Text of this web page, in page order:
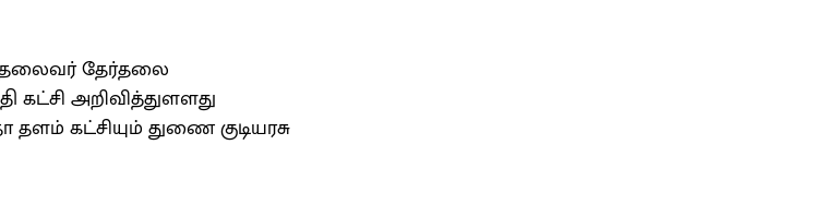
தலைவர் தேர்தலை
கட்சி அறிவித்துளளது
கட்சியும் துணை குடியரசு